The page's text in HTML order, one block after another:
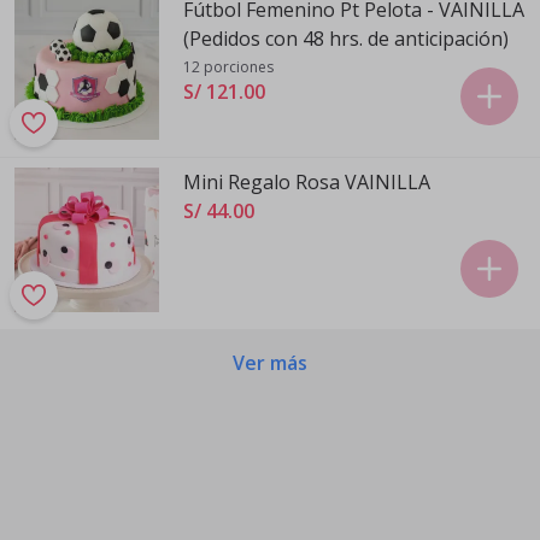
Fútbol Femenino Pt Pelota - VAINILLA
(Pedidos con 48 hrs. de anticipación)
12 porciones
S/ 121.00
Mini Regalo Rosa VAINILLA
S/ 44.00
Ver más